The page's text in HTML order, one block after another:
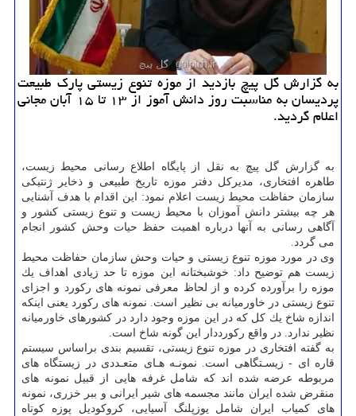
به گزارش گل پیچ بازدید از موزه تنوع زیستی پارك طبیعت
پردیسان به مناسبت روز دانش آموز از ۱۳ تا ۱۵ آبان مجانی
اعلام گردید.
به گزارش گل پیچ به نقل از پایگاه اطلاع رسانی محیط زیست،
طاهره افتخاری، مدیركل دفتر موزه تاریخ طبیعی و ذخایر ژنتیكی
سازمان حفاظت محیط زیست اعلام نمود: این اقدام با هدف آشنایی
هر چه بیشتر دانش آموزان با محیط زیست و تنوع زیستی كشور و
آگاهی رسانی به آنها درباره اهمیت حفظ حیات وحش كشور انجام
می گردد.
وی در مورد موزه تنوع زیستی و حیات وحش سازمان حفاظت محیط
زیست هم توضیح داد: خوشبختانه این موزه تا حد زیادی اهداف یك
موزه را برآورده كرده و از لحاظ معرفی نمونه های ركورد و اجزای
تنوع زیستی در خاورمیانه بی نظیر است. نمونه های ركورد یعنی اینكه
اندازه شاخ یك كل كه در این موزه وجود دارد در كشورهای خاورمیانه
نظیر ندارد. در واقع ركورددار این گونه شاخ است.
به گفته افتخاری در ﻣﻮزه ﺗﻨﻮع زﻳﺴتی، ﺗﻘﺴﻴﻢ ﺑﻨﺪی ﺑﺮاﺳﺎس ﺳﻴﺴﺘﻢ
ﻗﺎره ای - زﻳﺴـﺘﮕﺎهی است. ﻧﻤﻮﻧـﻪ ﻫـﺎی ﻣﺘﻌـﺪدی در زﻳﺴﺘﮕﺎه ﻫﺎی
ﻣﺮﺑﻮﻃﻪ ﻋﺮﺿﻪ ﺷﺪه اﻧﺪ كه ﺷﺎﻣﻞ ﻏﺮﻓﻪ ﻫﺎیی از قبیل ﻧﻤﻮﻧﻪ ﻫﺎی
ﻣﻨﻘﺮض ﺷﺪه اﻳﺮان مانند ﻣﺠﺴﻤﻪ ﻫﺎی ﺷﻴﺮ اﻳﺮانی و ﺑﺒﺮ ﺧﺰری، ﻧﻤﻮﻧﻪ
ﻫﺎی ﻛﻤﻴﺎب اﻳﺮان شامل ﻳﻮزﭘﻠﻨﮓ آﺳﻴﺎیی، ﻛﺮوﻛﻮدﻳﻞ ﭘﻮزه ﻛﻮﺗﺎه